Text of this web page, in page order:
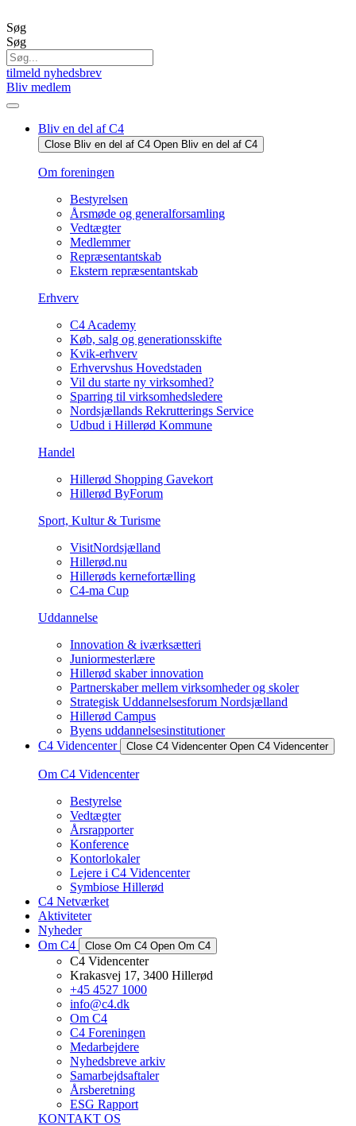
til
indhold
Søg
Søg
tilmeld nyhedsbrev
Bliv medlem
Bliv en del af C4
Close Bliv en del af C4 Open Bliv en del af C4
Om foreningen
Bestyrelsen
Årsmøde og generalforsamling
Vedtægter
Medlemmer
Repræsentantskab
Ekstern repræsentantskab
Erhverv
C4 Academy
Køb, salg og generationsskifte
Kvik-erhverv
Erhvervshus Hovedstaden
Vil du starte ny virksomhed?
Sparring til virksomhedsledere
Nordsjællands Rekrutterings Service
Udbud i Hillerød Kommune
Handel
Hillerød Shopping Gavekort
Hillerød ByForum
Sport, Kultur & Turisme
VisitNordsjælland
Hillerød.nu
Hillerøds kernefortælling
C4-ma Cup
Uddannelse
Innovation & iværksætteri
Juniormesterlære
Hillerød skaber innovation
Partnerskaber mellem virksomheder og skoler
Strategisk Uddannelsesforum Nordsjælland
Hillerød Campus
Byens uddannelsesinstitutioner
C4 Videncenter
Close C4 Videncenter Open C4 Videncenter
Om C4 Videncenter
Bestyrelse
Vedtægter
Årsrapporter
Konference
Kontorlokaler
Lejere i C4 Videncenter
Symbiose Hillerød
C4 Netværket
Aktiviteter
Nyheder
Om C4
Close Om C4 Open Om C4
C4 Videncenter
Krakasvej 17, 3400 Hillerød
+45 4527 1000
info@c4.dk
Om C4
C4 Foreningen
Medarbejdere
Nyhedsbreve arkiv
Samarbejdsaftaler
Årsberetning
ESG Rapport
KONTAKT OS